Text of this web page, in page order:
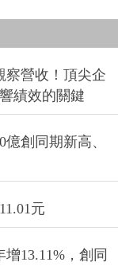
察營收！頂尖企
績效的關鍵
創同期新高、
元
13.11%，創同